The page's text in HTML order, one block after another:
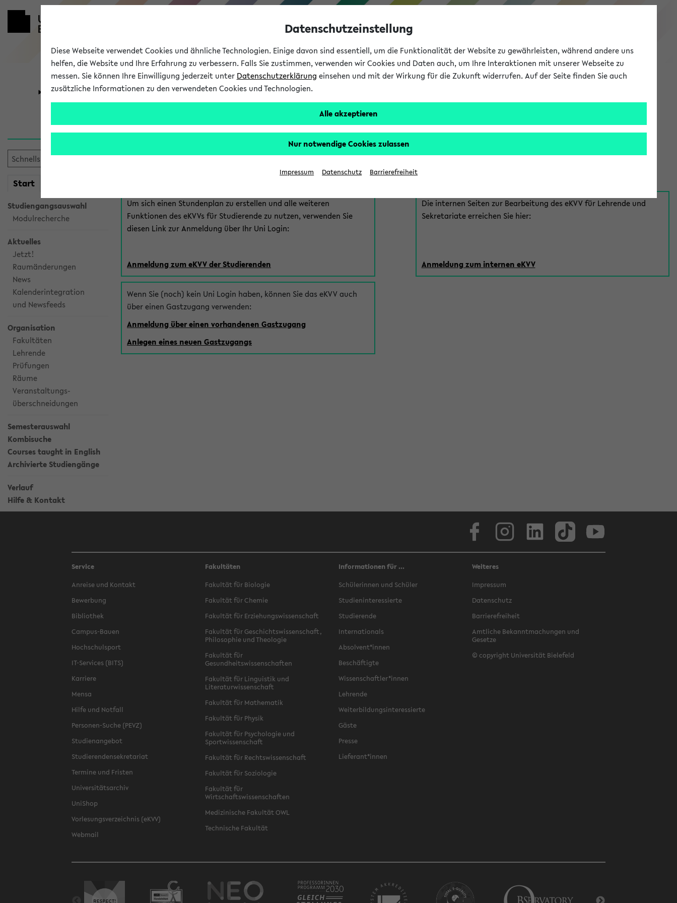
eKVV
Universität Forschung Studium
Start
Studiengangsauswahl
Modulrecherche
Aktuelles
Jetzt!
Raumänderungen
News
Kalenderintegration
und Newsfeeds
Organisation
Fakultäten
Lehrende
Prüfungen
Räume
Veranstaltungs-
überschneidungen
Semesterauswahl
Kombisuche
Courses taught in English
Archivierte Studiengänge
Verlauf
Hilfe & Kontakt
Anmeldung am eKVV
Es gibt mehrere Möglichkeiten zur Anmeldung am eKVV. Bitte wählen Sie die für Sie richtige aus:
Um sich einen Stundenplan zu erstellen und alle weiteren
Funktionen des eKVVs für Studierende zu nutzen, verwenden Sie
diesen Link zur Anmeldung über Ihr Uni Login:
Anmeldung zum eKVV der Studierenden
Wenn Sie (noch) kein Uni Login haben, können Sie das eKVV auch
über einen Gastzugang verwenden:
Anmeldung über einen vorhandenen Gastzugang
Anlegen eines neuen Gastzugangs
eKVV für Mitarbeiter*innen
Die internen Seiten zur Bearbeitung des eKVV für Lehrende und
Sekretariate erreichen Sie hier:
Anmeldung zum internen eKVV
Service
Anreise und Kontakt
Bewerbung
Bibliothek
Campus-Bauen
Hochschulsport
IT-Services (BITS)
Karriere
Mensa
Hilfe und Notfall
Personen-Suche (PEVZ)
Studienangebot
Studierendensekretariat
Termine und Fristen
Universitätsarchiv
UniShop
Vorlesungsverzeichnis (eKVV)
Webmail
Fakultäten
Fakultät für Biologie
Fakultät für Chemie
Fakultät für Erziehungswissenschaft
Fakultät für Geschichtswissenschaft,
Philosophie und Theologie
Fakultät für
Gesundheitswissenschaften
Fakultät für Linguistik und
Literaturwissenschaft
Fakultät für Mathematik
Fakultät für Physik
Fakultät für Psychologie und
Sportwissenschaft
Fakultät für Rechtswissenschaft
Fakultät für Soziologie
Fakultät für
Wirtschaftswissenschaften
Medizinische Fakultät OWL
Technische Fakultät
Informationen für ...
Schülerinnen und Schüler
Studieninteressierte
Studierende
Internationals
Absolvent*innen
Beschäftigte
Wissenschaftler*innen
Lehrende
Weiterbildungsinteressierte
Gäste
Presse
Lieferant*innen
Weiteres
Impressum
Datenschutz
Barrierefreiheit
Amtliche Bekanntmachungen und
Gesetze
© copyright Universität Bielefeld
Datenschutzeinstellung
Diese Webseite verwendet Cookies und ähnliche Technologien. Einige davon sind essentiell, um die Funktionalität der Website zu gewährleisten, während andere uns
helfen, die Website und Ihre Erfahrung zu verbessern. Falls Sie zustimmen, verwenden wir Cookies und Daten auch, um Ihre Interaktionen mit unserer Webseite zu
messen. Sie können Ihre Einwilligung jederzeit unter Datenschutzerklärung einsehen und mit der Wirkung für die Zukunft widerrufen. Auf der Seite finden Sie auch
zusätzliche Informationen zu den verwendeten Cookies und Technologien.
Alle akzeptieren
Nur notwendige Cookies zulassen
Impressum Datenschutz Barrierefreiheit